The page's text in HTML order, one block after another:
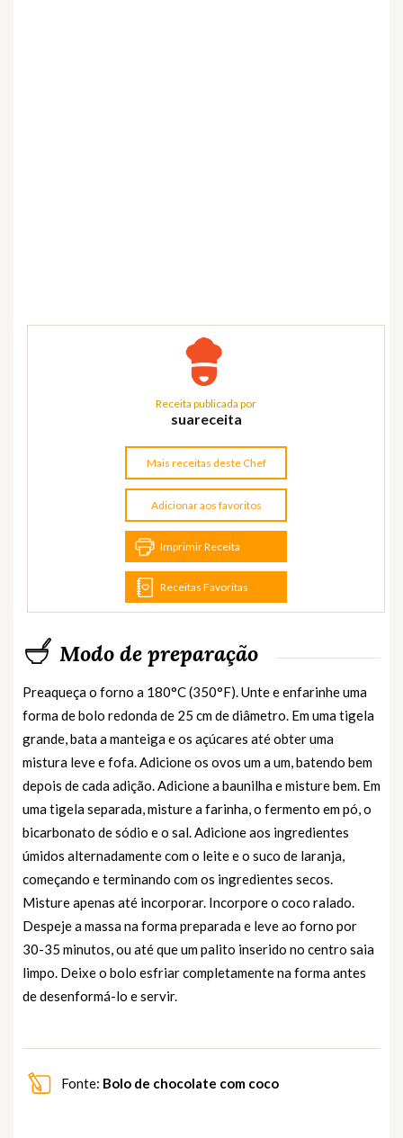
Receita publicada por
suareceita
Mais receitas deste Chef
Adicionar aos favoritos
Imprimir Receita
Receitas Favoritas
Modo de preparação
Preaqueça o forno a 180°C (350°F). Unte e enfarinhe uma
forma de bolo redonda de 25 cm de diâmetro. Em uma tigela
grande, bata a manteiga e os açúcares até obter uma
mistura leve e fofa. Adicione os ovos um a um, batendo bem
depois de cada adição. Adicione a baunilha e misture bem. Em
uma tigela separada, misture a farinha, o fermento em pó, o
bicarbonato de sódio e o sal. Adicione aos ingredientes
úmidos alternadamente com o leite e o suco de laranja,
começando e terminando com os ingredientes secos.
Misture apenas até incorporar. Incorpore o coco ralado.
Despeje a massa na forma preparada e leve ao forno por
30-35 minutos, ou até que um palito inserido no centro saia
limpo. Deixe o bolo esfriar completamente na forma antes
de desenformá-lo e servir.
Fonte: Bolo de chocolate com coco